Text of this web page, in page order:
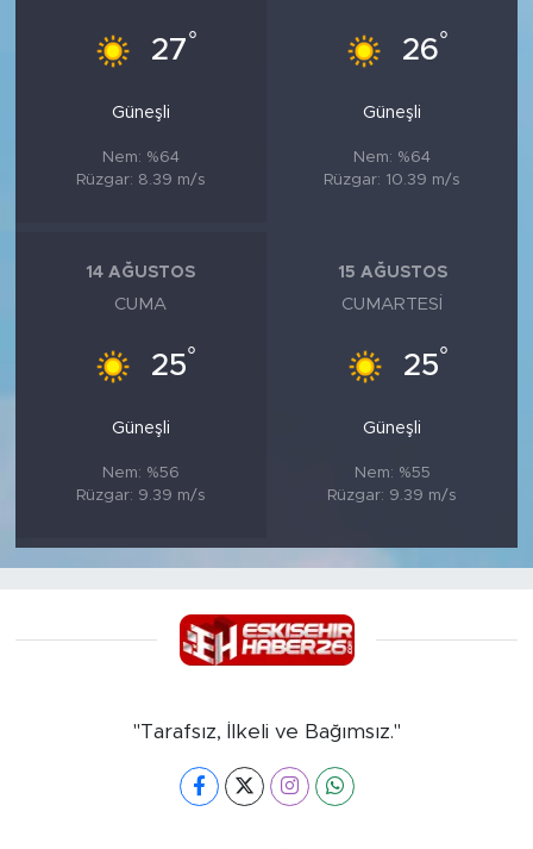
27°
Güneşli
Nem: %64
Rüzgar: 8.39 m/s
26°
Güneşli
Nem: %64
Rüzgar: 10.39 m/s
14 AĞUSTOS
CUMA
25°
Güneşli
Nem: %56
Rüzgar: 9.39 m/s
15 AĞUSTOS
CUMARTESI
25°
Güneşli
Nem: %55
Rüzgar: 9.39 m/s
"Tarafsız, İlkeli ve Bağımsız."